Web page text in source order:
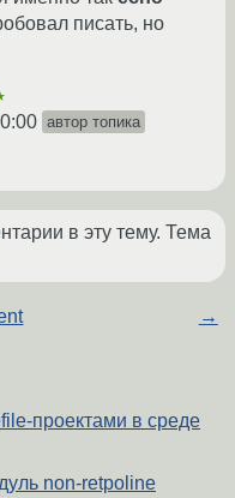
писать, но
автор топика
в эту тему. Тема
→
проектами в среде
non-retpoline